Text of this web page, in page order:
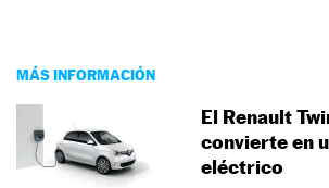
MÁS INFORMACIÓN
El Renault
convierte en
eléctrico